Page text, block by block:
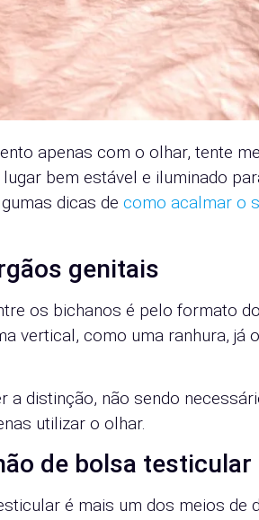
apenas com o olhar, tente
bem estável e iluminado
dicas de como acalmar o
genitais
os bichanos é pelo formato
vertical, como uma ranhura, já
a distinção, não sendo
utilizar o olhar.
de bolsa testicular
é mais um dos meios de